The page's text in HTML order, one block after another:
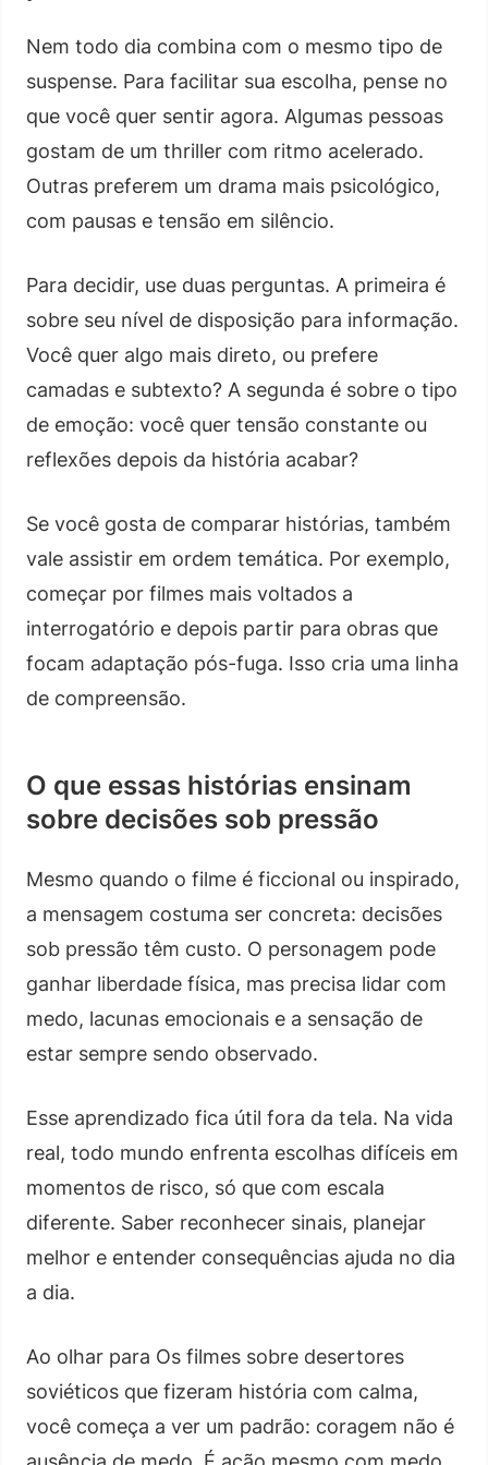
Nem todo dia combina com o mesmo tipo de
suspense. Para facilitar sua escolha, pense no
que você quer sentir agora. Algumas pessoas
gostam de um thriller com ritmo acelerado.
Outras preferem um drama mais psicológico,
com pausas e tensão em silêncio.
Para decidir, use duas perguntas. A primeira é
sobre seu nível de disposição para informação.
Você quer algo mais direto, ou prefere
camadas e subtexto? A segunda é sobre o tipo
de emoção: você quer tensão constante ou
reflexões depois da história acabar?
Se você gosta de comparar histórias, também
vale assistir em ordem temática. Por exemplo,
começar por filmes mais voltados a
interrogatório e depois partir para obras que
focam adaptação pós-fuga. Isso cria uma linha
de compreensão.
O que essas histórias ensinam
sobre decisões sob pressão
Mesmo quando o filme é ficcional ou inspirado,
a mensagem costuma ser concreta: decisões
sob pressão têm custo. O personagem pode
ganhar liberdade física, mas precisa lidar com
medo, lacunas emocionais e a sensação de
estar sempre sendo observado.
Esse aprendizado fica útil fora da tela. Na vida
real, todo mundo enfrenta escolhas difíceis em
momentos de risco, só que com escala
diferente. Saber reconhecer sinais, planejar
melhor e entender consequências ajuda no dia
a dia.
Ao olhar para Os filmes sobre desertores
soviéticos que fizeram história com calma,
você começa a ver um padrão: coragem não é